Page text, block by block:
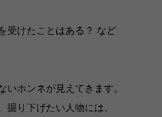
受けたことはある？ など
いホンネが見えてきます。
掘り下げたい人物には、